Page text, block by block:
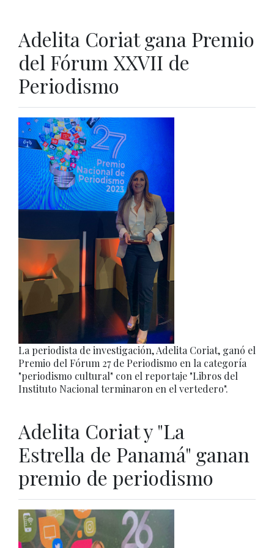
Adelita Coriat gana Premio
del Fórum XXVII de
Periodismo
La periodista de investigación, Adelita Coriat, ganó el
Premio del Fórum 27 de Periodismo en la categoría
"periodismo cultural" con el reportaje "Libros del
Instituto Nacional terminaron en el vertedero".
Adelita Coriat y "La
Estrella de Panamá" ganan
premio de periodismo